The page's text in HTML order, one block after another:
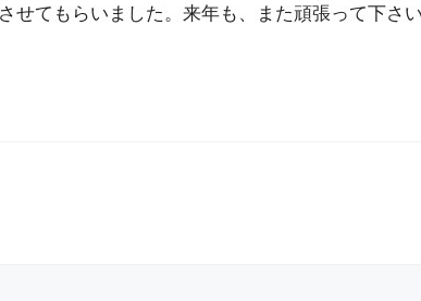
せてもらいました。来年も、また頑張って下さ